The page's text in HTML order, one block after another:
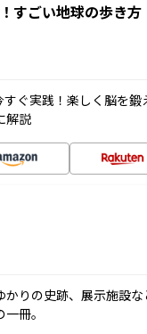
すごい地球の歩き方
ぐ実践！楽しく脳を
解説
かりの史跡、展示施設
冊。